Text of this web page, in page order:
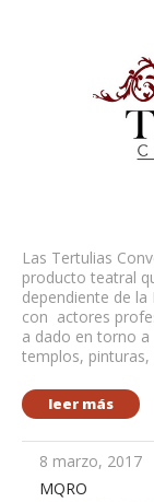
Las Tertulias
producto teatral
dependiente de
con actores
a dado en torno
templos,
leer más
8 marzo, 2017
MQRO